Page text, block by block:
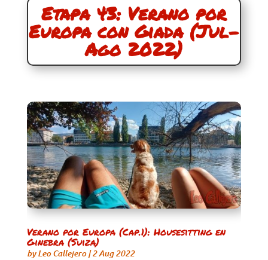
Etapa 43: Verano por
Europa con Giada (Jul-
Ago 2022)
Verano por Europa (Cap.1): Housesitting en
Ginebra (Suiza)
byLeo Callejero|2 Aug 2022